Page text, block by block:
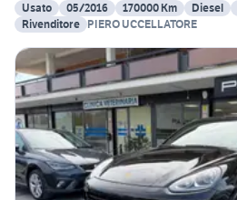
Usato
05/2016 170000 Km Diesel
Rivenditore PIERO UCCELLATORE